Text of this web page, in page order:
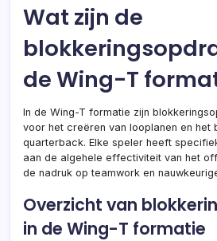
Wat zijn de
de Wing-T
In de Wing-T formatie zijn
voor het creëren van looplanen en het
quarterback. Elke speler heeft
aan de algehele effectiviteit van het
de nadruk op teamwork en
Overzicht van
in de Wing-T formatie